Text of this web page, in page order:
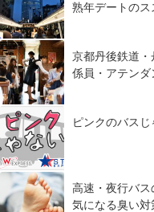
熟年デートのス
京都丹後鉄道・
係員・アテンダ
ピンクのバス
高速・夜行バス
気になる臭い対